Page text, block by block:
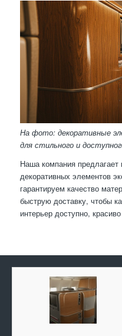
На фото: декоративные
для стильного и
Наша компания предлагает
декоративных элементов
гарантируем качество
быструю доставку, чтобы
интерьер доступно,